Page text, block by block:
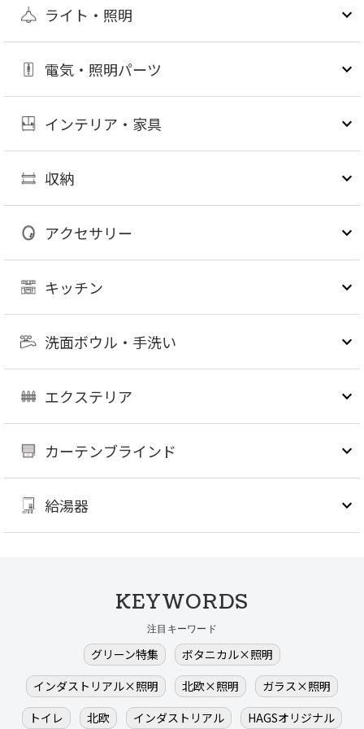
ライト・照明
電気・照明パーツ
インテリア・家具
収納
アクセサリー
キッチン
洗面ボウル・手洗い
エクステリア
カーテンブラインド
給湯器
KEYWORDS
注目キーワード
グリーン特集
ボタニカル×照明
インダストリアル×照明
北欧×照明
ガラス×照明
トイレ
北欧 インダストリアル
HAGSオリジナル